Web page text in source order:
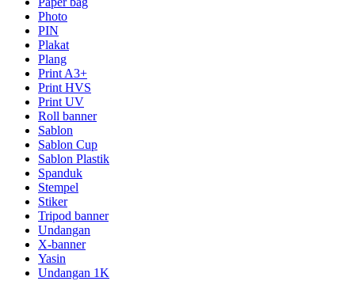
Photo
PIN
Plakat
Plang
Print A3+
Print HVS
Print UV
Roll banner
Sablon
Sablon Cup
Sablon Plastik
Spanduk
Stempel
Stiker
Tripod banner
Undangan
X-banner
Yasin
Undangan 1K